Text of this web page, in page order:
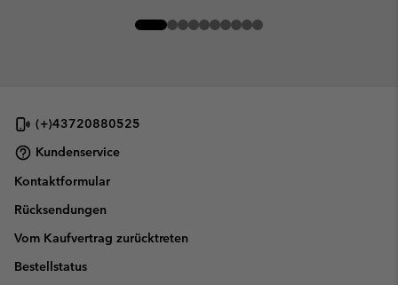
(+)43720880525
Kundenservice
Kontaktformular
Rücksendungen
Vom Kaufvertrag zurücktreten
Bestellstatus